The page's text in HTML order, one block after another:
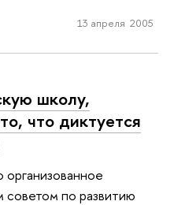
13 апреля 2005
школу,
что диктуется
по развитию